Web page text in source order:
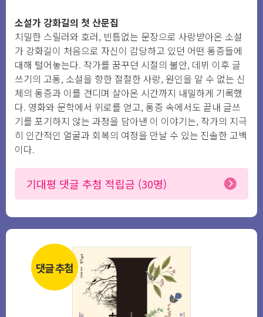
소설가 강화길의 첫 산문집
치밀한 스릴러와 호러, 빈틈없는 문장으로 사랑받아온 소설
가 강화길이 처음으로 자신이 감당하고 있던 어떤 통증들에
대해 털어놓는다. 작가를 꿈꾸던 시절의 불안, 데뷔 이후 글
쓰기의 고통, 소설을 향한 절절한 사랑, 원인을 알 수 없는 신
체의 통증과 이를 견디며 살아온 시간까지 내밀하게 기록했
다. 영화와 문학에서 위로를 얻고, 통증 속에서도 끝내 글쓰
기를 포기하지 않는 과정을 담아낸 이 이야기는, 작가의 지극
히 인간적인 얼굴과 회복의 여정을 만날 수 있는 진솔한 고백
이다.
기대평 댓글 추첨 적립금 (30명)
댓글 추첨